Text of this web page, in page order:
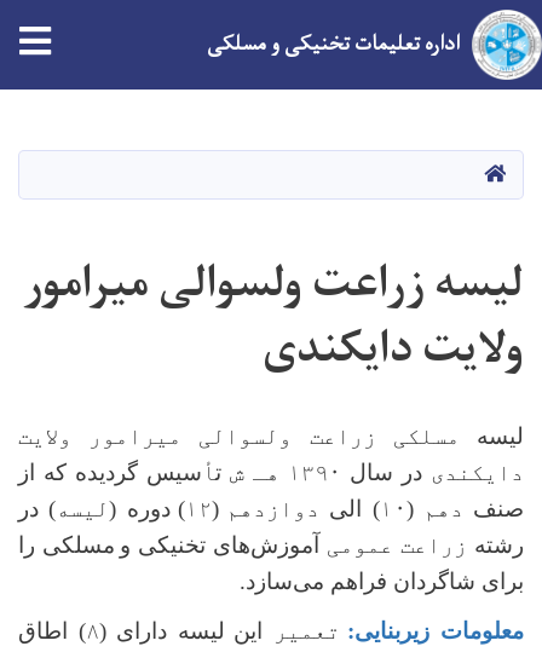
content
اداره تعلیمات تخنیکی و مسلکی
HOME
لیسه زراعت ولسوالی میرامور
ولایت دایکندی
لیسه
مسلکی زراعت ولسوالی میرامور ولایت
دایکندیدر سال ۱۳۹۰ هـ ش تأ سیس گردیده که از
صنف دهم (۱۰) الی دوازدهم (۱۲) دوره (لیسه) در
رشته زراعت عمومی آموزش‌های تخنیکی و مسلکی را
برای شاگردان فراهم‌ می‌سازد.
معلومات زیربنایی: تعمیر این لیسه دارای (۸) اطاق